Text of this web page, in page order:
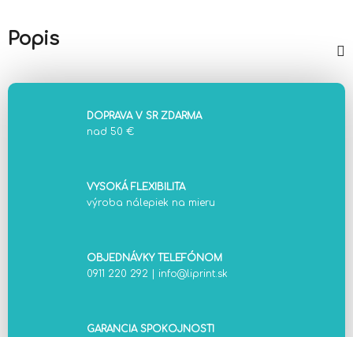
Popis
DOPRAVA V SR ZDARMA
nad 50 €
VYSOKÁ FLEXIBILITA
výroba nálepiek na mieru
OBJEDNÁVKY TELEFÓNOM
0911 220 292
info@liprint.sk
GARANCIA SPOKOJNOSTI